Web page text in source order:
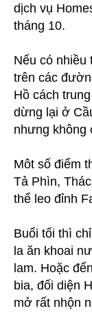
dịch vụ
tháng 10.
Nếu có nhiều
trên các
Hồ cách
dừng lại ở
nhưng không
Môt số điểm
Tả Phìn,
thể leo đỉnh
Buổi tối thì
la ăn khoai
lam. Hoặc
bia, đối diện
mở rất nhộn